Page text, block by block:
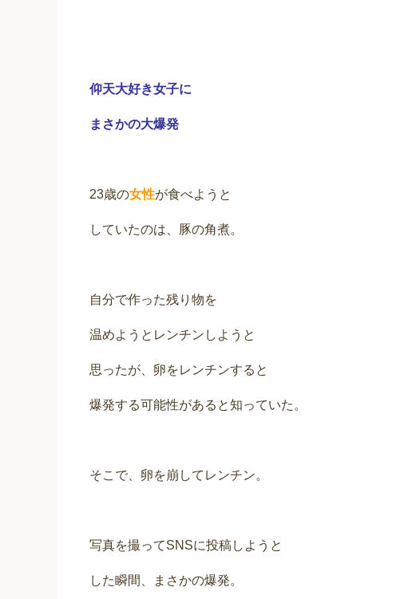
仰天大好き女子に
まさかの大爆発
23歳の女性が食べようと
していたのは、豚の角煮。
自分で作った残り物を
温めようとレンチンしようと
思ったが、卵をレンチンすると
爆発する可能性があると知っていた。
そこで、卵を崩してレンチン。
写真を撮ってSNSに投稿しようと
した瞬間、まさかの爆発。